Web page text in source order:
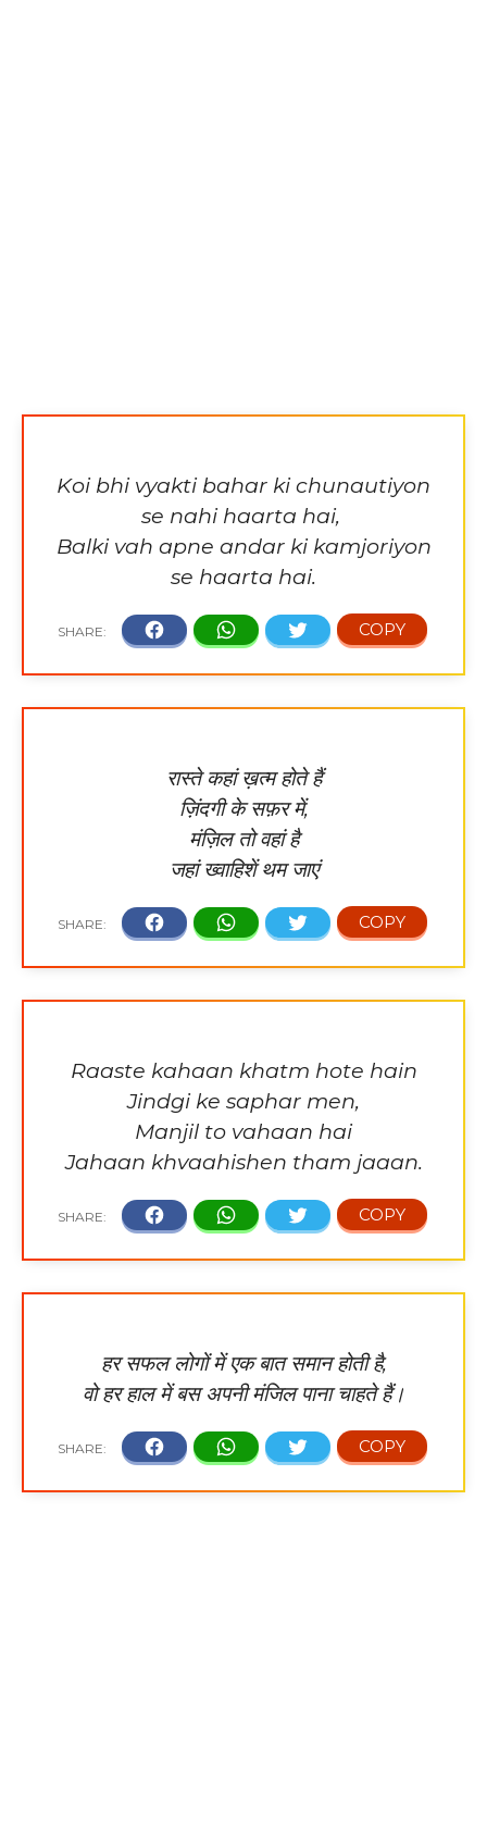
Koi bhi vyakti bahar ki chunautiyon
se nahi haarta hai,
Balki vah apne andar ki kamjoriyon
se haarta hai.
रास्ते कहां ख़त्म होते हैं
ज़िंदगी के सफ़र में,
मंज़िल तो वहां है
जहां ख्वाहिशें थम जाएं
Raaste kahaan khatm hote hain
Jindgi ke saphar men,
Manjil to vahaan hai
Jahaan khvaahishen tham jaaan.
हर सफल लोगों में एक बात समान होती है,
वो हर हाल में बस अपनी मंजिल पाना चाहते हैं।